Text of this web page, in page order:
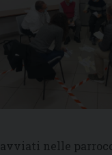
avviati nelle